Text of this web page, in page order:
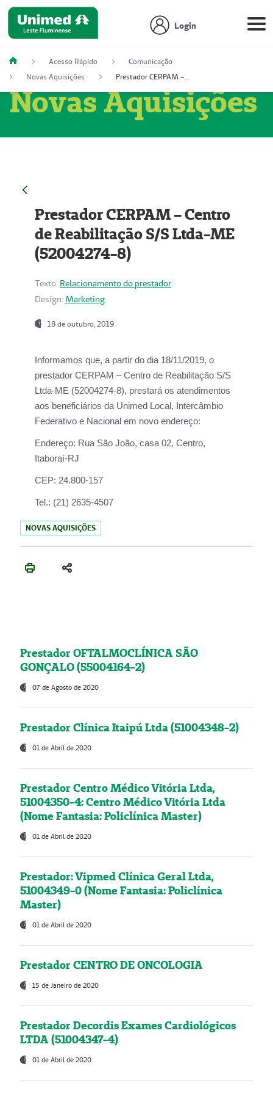
Login
Acesso Rápido
Comunicação
Novas Aquisições
Prestador CERPAM – Centro de Reabilitação S/S Ltda-ME (52004274-8)
Novas Aquisições
Prestador CERPAM – Centro
de Reabilitação S/S Ltda-ME
(52004274-8)
Texto: Relacionamento do prestador
Design: Marketing
18 de outubro, 2019
Informamos que, a partir do dia 18/11/2019, o
prestador CERPAM – Centro de Reabilitação S/S
Ltda-ME (52004274-8), prestará os atendimentos
aos beneficiários da Unimed Local, Intercâmbio
Federativo e Nacional em novo endereço:
Endereço: Rua São João, casa 02, Centro,
Itaboraí-RJ
CEP: 24.800-157
Tel.: (21) 2635-4507
NOVAS AQUISIÇÕES
Prestador OFTALMOCLÍNICA SÃO
GONÇALO (55004164-2)
07 de Agosto de 2020
Prestador Clínica Itaipú Ltda (51004348-2)
01 de Abril de 2020
Prestador Centro Médico Vitória Ltda,
51004350-4: Centro Médico Vitória Ltda
(Nome Fantasia: Policlínica Master)
01 de Abril de 2020
Prestador: Vipmed Clínica Geral Ltda,
51004349-0 (Nome Fantasia: Policlínica
Master)
01 de Abril de 2020
Prestador CENTRO DE ONCOLOGIA
15 de Janeiro de 2020
Prestador Decordis Exames Cardiológicos
LTDA (51004347-4)
01 de Abril de 2020